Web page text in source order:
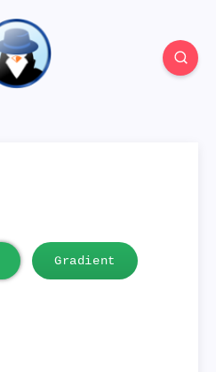
Gradient